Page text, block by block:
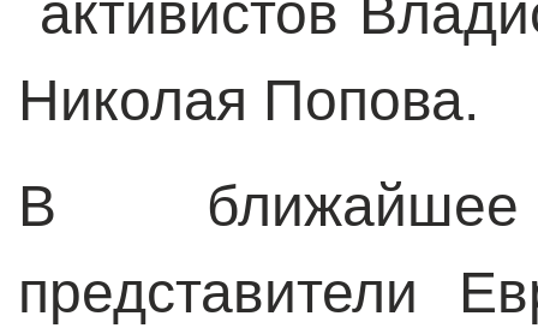
активистов
Николая Попова.
В
представители